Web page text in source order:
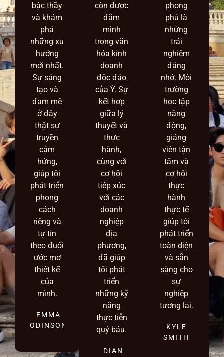
bậc thầy
và khám
phá
những xu
hướng
mới nhất.
Sự sáng
tạo và
đam mê
ở đây
thật sự
truyền
cảm
hứng,
giúp tôi
phát triển
phong
cách
riêng và
tự tin
theo đuổi
ước mơ
thiết kế
của
mình.
EMMA
ODINSON
còn được
đắm
mình
trong văn
hóa kinh
doanh
độc đáo
của Ý. Sự
kết hợp
giữa lý
thuyết và
thực
hành,
cùng với
cơ hội
tiếp xúc
với các
doanh
nghiệp
địa
phương,
đã giúp
tôi phát
triển
những kỹ
năng
thực tiễn
quý báu.
DIAN
phong
phú là
những
trải
nghiệm
đáng
nhớ. Môi
trường
học tập
năng
động,
giảng
viên tận
tâm và
cơ hội
thực
hành
thực tế
giúp tôi
phát triển
toàn diện
và sẵn
sàng cho
sự
nghiệp
tương lai.
KYLE
SMITH